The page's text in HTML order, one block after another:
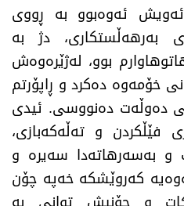
ئەوەبوو بە ڕووی
بەرهەڵستکاری، دژ بە
بوو، لەژێرەوەش
خۆمەوە دەکرد و ڕاپۆرتم
دەوڵەت دەنووسی. ئیدی
فێڵکردن و تەڵەکەبازی،
و بەسەرهاتەدا سەیرە و
کەروێشکە خەپە چۆن